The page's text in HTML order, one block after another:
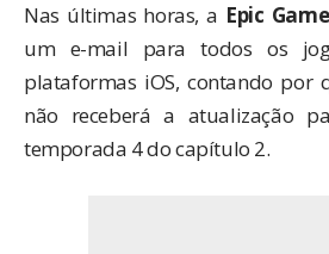
Nas últimas horas, a Epic
um e-mail para todos os
plataformas iOS, contando por
não receberá a atualização
temporada 4 do capítulo 2.